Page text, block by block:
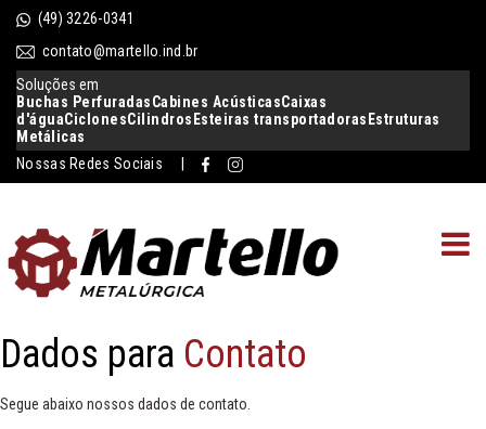
(49) 3226-0341
contato@martello.ind.br
Soluções em
Buchas PerfuradasCabines AcústicasCaixas
d'águaCiclonesCilindros Esteiras transportadoras Estruturas
Metálicas
Nossas Redes Sociais |
Dados para Contato
Segue abaixo nossos dados de contato.